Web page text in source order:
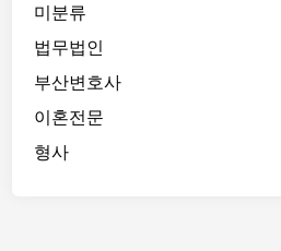
미분류
법무법인
부산변호사
이혼전문
형사